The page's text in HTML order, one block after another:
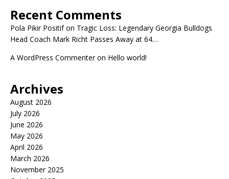
Recent Comments
Pola Pikir Positifon Tragic Loss: Legendary Georgia Bulldogs
Head Coach Mark Richt Passes Away at 64…
A WordPress Commenteron Hello world!
Archives
August 2026
July 2026
June 2026
May 2026
April 2026
March 2026
November 2025